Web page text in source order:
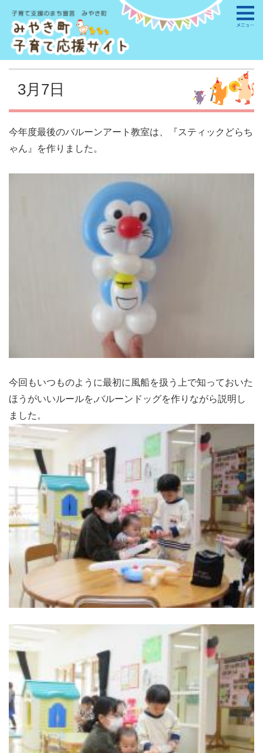
3月7日
今年度最後のバルーンアート教室は、『スティックどらち
ゃん』を作りました。
今回もいつものように最初に風船を扱う上で知っておいた
ほうがいいルールを,バルーンドッグを作りながら説明し
ました。